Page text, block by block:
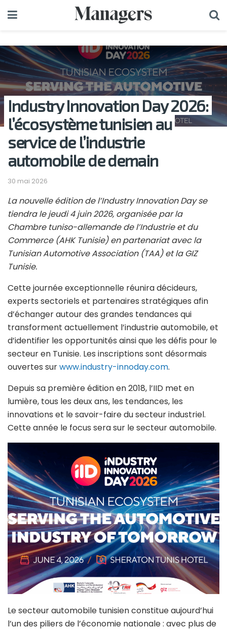
Industry Innovation Day 2026:
l’écosystème tunisien au
service de l’industrie
automobile de demain
30 mai 2026
La nouvelle édition de l’Industry Innovation Day se
tiendra le jeudi 4 juin 2026, organisée par la
Chambre tuniso-allemande de l’Industrie et du
Commerce (AHK Tunisie) en partenariat avec la
Tunisian Automotive Association (TAA) et la GIZ
Tunisie.
Cette journée exceptionnelle réunira décideurs,
experts sectoriels et partenaires stratégiques afin
d’échanger autour des grandes tendances qui
transforment actuellement l’industrie automobile, et
d’identifier les opportunités ainsi que les défis pour le
secteur en Tunisie. Les inscriptions sont désormais
ouvertes surwww.industry-innoday.com.
Depuis sa première édition en 2018, l’IID met en
lumière, tous les deux ans, les tendances, les
innovations et le savoir-faire du secteur industriel.
Cette année le focus sera sur le secteur automobile.
Le secteur automobile tunisien constitue aujourd’hui
l’un des piliers de l’économie nationale : avec plus de